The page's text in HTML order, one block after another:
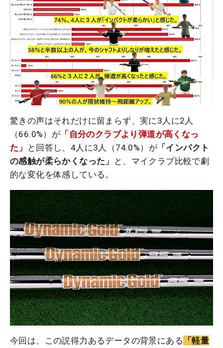
驚きの声はそれだけに留まらず、実に3人に2人
（66.0%）が 「自分のクラブより弾道が高くなっ
た」
と回答し、4人に3人（74.0%）が 「インパクト
の感触が柔らかくなった」
と、マイクラブ比較で劇
的な変化を体感している。
今回は、この説得力あるデータの背景にある 「軽量